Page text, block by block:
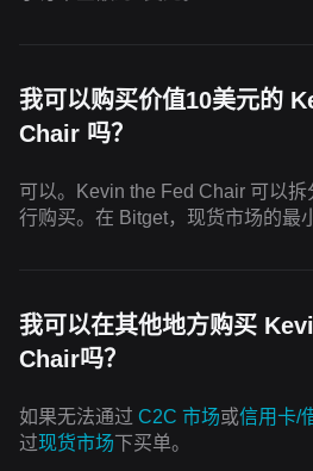
我可以购买价值10美元的
Chair 吗？
可以。Kevin the Fed Chair 可以
行购买。在 Bitget，现货市场的最
我可以在其他地方购买
Chair吗？
如果无法通过 C2C 市场或信用卡/
过现货市场下买单。